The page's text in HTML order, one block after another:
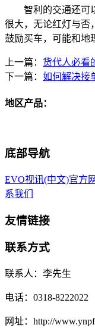
智利的交通还可以
很大，无论红灯与否
鼓励买车，可能和地
上一篇： 货代人必看
下一篇： 如何解决接
地区产品：
底部导航
EVO视讯(中文)官方
系我们
友情链接
联系方式
联系人：李先生
电话：0318-8222022
网址：http://